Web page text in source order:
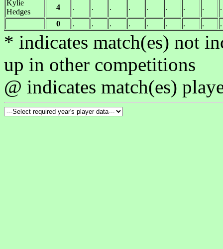
Kylie
Hedges
4 . . . . . . . .
.
0
. . . . . . . . .
* indicates match(es) not
up in other competitions
@ indicates match(es)